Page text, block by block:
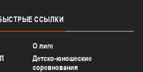
ССЫЛКИ
О лиге
Детско-юношеские
соревнования